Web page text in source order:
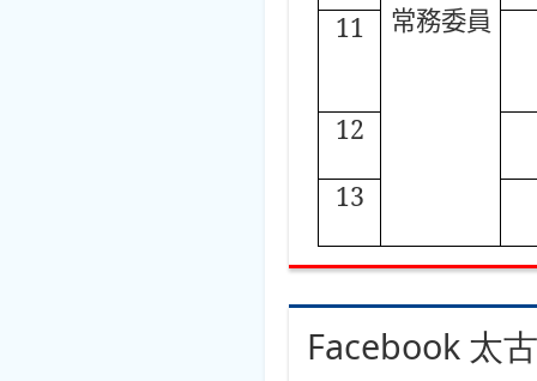
常務委員
11
12
13
Facebook 太